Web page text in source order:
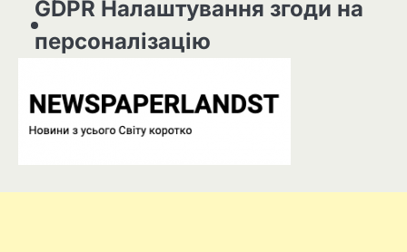
GDPR Налаштування згоди на
персоналізацію